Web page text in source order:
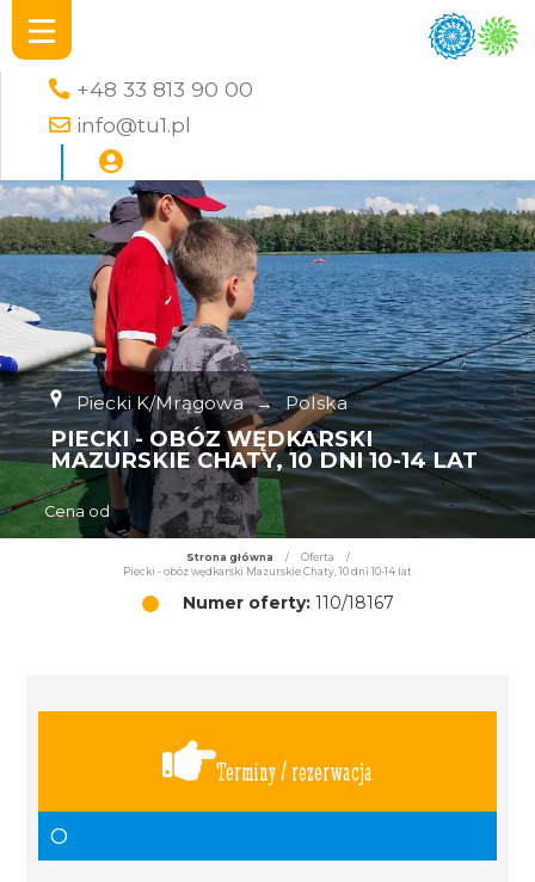
+48 33 813 90 00
info@tu1.pl
Piecki K/Mrągowa → Polska
PIECKI - OBÓZ WĘDKARSKI
MAZURSKIE CHATY, 10 DNI 10-14 LAT
Cena od
Strona główna / Oferta
/
Piecki - obóz wędkarski Mazurskie Chaty, 10 dni 10-14 lat
Numer oferty:110/18167
Terminy / rezerwacja
O